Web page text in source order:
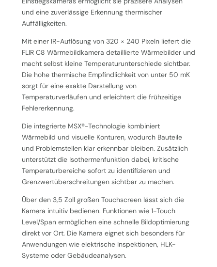
und eine zuverlässige Erkennung thermischer
Auffälligkeiten.
Mit einer IR-Auflösung von 320 × 240 Pixeln liefert die
FLIR C8 Wärmebildkamera detaillierte Wärmebilder und
macht selbst kleine Temperaturunterschiede sichtbar.
Die hohe thermische Empfindlichkeit von unter 50 mK
sorgt für eine exakte Darstellung von
Temperaturverläufen und erleichtert die frühzeitige
Fehlererkennung.
Die integrierte MSX®-Technologie kombiniert
Wärmebild und visuelle Konturen, wodurch Bauteile
und Problemstellen klar erkennbar bleiben. Zusätzlich
unterstützt die Isothermenfunktion dabei, kritische
Temperaturbereiche sofort zu identifizieren und
Grenzwertüberschreitungen sichtbar zu machen.
Über den 3,5 Zoll großen Touchscreen lässt sich die
Kamera intuitiv bedienen. Funktionen wie 1-Touch
Level/Span ermöglichen eine schnelle Bildoptimierung
direkt vor Ort. Die Kamera eignet sich besonders für
Anwendungen wie elektrische Inspektionen, HLK-
Systeme oder Gebäudeanalysen.